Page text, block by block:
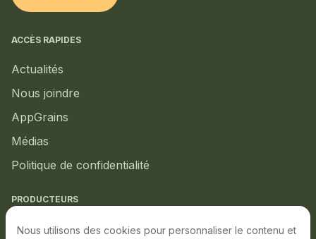
ACCÈS RAPIDES
Actualités
Nous joindre
AppGrains
Médias
Politique de confidentialité
PRODUCTEURS
Marché local
Nous utilisons des cookies pour personnaliser le contenu et